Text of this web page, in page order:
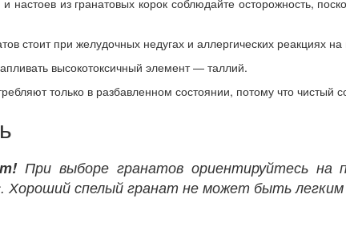
стоит при желудочных недугах и аллергических реакциях
высокотоксичный элемент — таллий.
только в разбавленном состоянии, потому что чистый
При выборе гранатов ориентируйтесь на
Хороший спелый гранат не может быть легким